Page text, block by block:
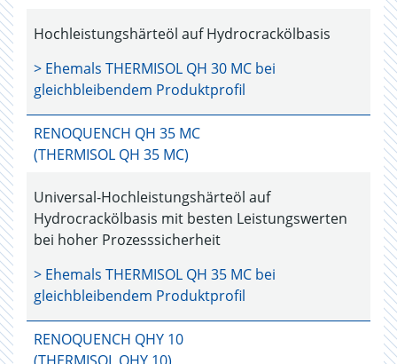
Hochleistungshärteöl auf Hydrocrackölbasis
> Ehemals THERMISOL QH 30 MC bei
gleichbleibendem Produktprofil
RENOQUENCH QH 35 MC
(THERMISOL QH 35 MC)
Universal-Hochleistungshärteöl auf
Hydrocrackölbasis mit besten Leistungswerten
bei hoher Prozesssicherheit
> Ehemals THERMISOL QH 35 MC bei
gleichbleibendem Produktprofil
RENOQUENCH QHY 10